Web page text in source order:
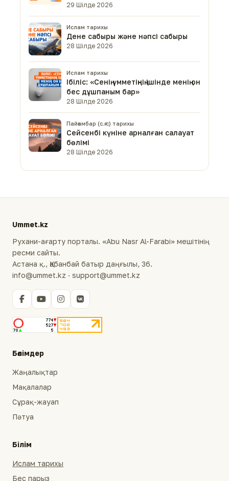
29 Шілде 2026
Ислам тарихы
Дене сабыры және нәпсі сабыры
28 Шілде 2026
Ислам тарихы
Ібіліс: «Сенің үмметіңнің ішінде менің он
бес дұшпаным бар»
28 Шілде 2026
Пайғамбар (с.ғ.с) тарихы
Сейсенбі күніне арналған салауат
бөлімі
28 Шілде 2026
Ummet.kz
Рухани-ағарту порталы. «Abu Nasr Al-Farabi» мешітінің
ресми сайты.
Астана қ., Қабанбай батыр даңғылы, 36.
info@ummet.kz · support@ummet.kz
Бөлімдер
Жаңалықтар
Мақалалар
Сұрақ-жауап
Пәтуа
Білім
Ислам тарихы
Бес парыз